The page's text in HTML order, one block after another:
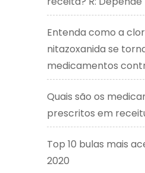
Entenda como a
nitazoxanida se
medicamentos
Quais são os
prescritos em
Top 10 bulas mais
2020